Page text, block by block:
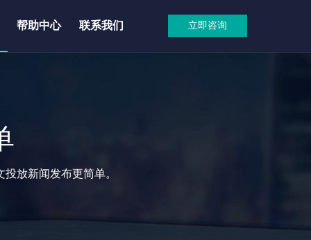
帮助中心 联系我们 立即咨询
放新闻发布更简单。